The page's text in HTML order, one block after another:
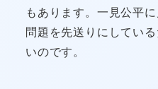
もあります。一見公平
問題を先送りにしてい
いのです。